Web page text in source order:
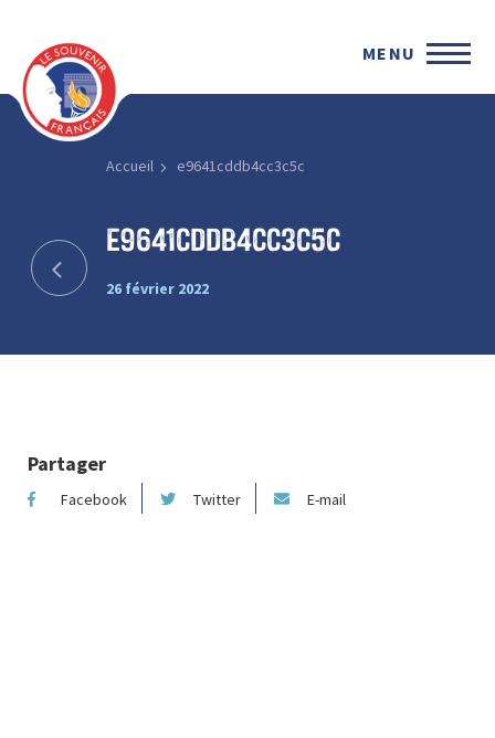
MENU
Accueil e9641cddb4cc3c5c
e9641cddb4cc3c5c
26 février 2022
Partager
Facebook Twitter E-mail